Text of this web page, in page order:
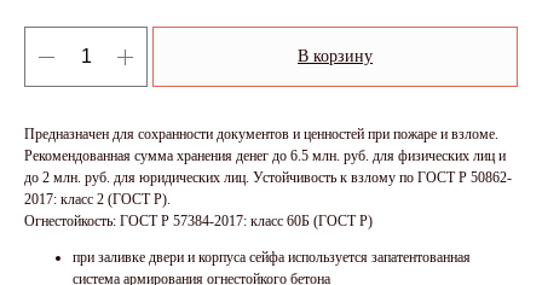
В корзину
Предназначен для сохранности документов и ценностей при пожаре и взломе.
Рекомендованная сумма хранения денег до 6.5 млн. руб. для физических лиц и
до 2 млн. руб. для юридических лиц. Устойчивость к взлому по ГОСТ Р 50862-
2017: класс 2 (ГОСТ Р).
Огнестойкость: ГОСТ Р 57384-2017: класс 60Б (ГОСТ Р)
при заливке двери и корпуса сейфа используется запатентованная
система армирования огнестойкого бетона